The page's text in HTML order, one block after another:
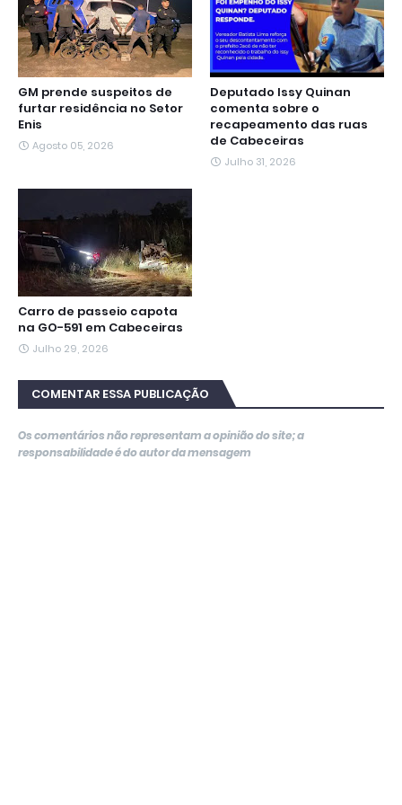
GM prende suspeitos de
furtar residência no Setor
Enis
Agosto 05, 2026
Deputado Issy Quinan
comenta sobre o
recapeamento das ruas
de Cabeceiras
Julho 31, 2026
Carro de passeio capota
na GO-591 em Cabeceiras
Julho 29, 2026
COMENTAR ESSA PUBLICAÇÃO
Os comentários não representam a opinião do site; a
responsabilidade é do autor da mensagem